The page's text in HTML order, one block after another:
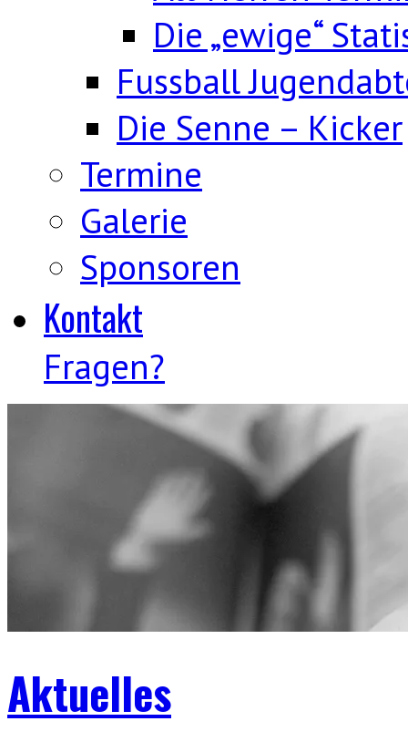
Die „ewige“
Fussball
Die Senne – Kicker
Termine
Galerie
Sponsoren
Kontakt
Fragen?
Aktuelles